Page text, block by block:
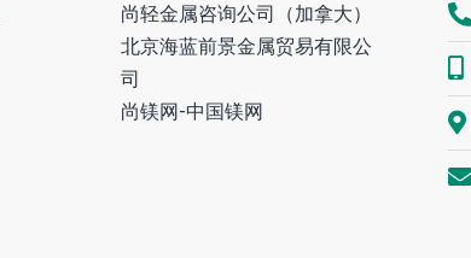
尚轻金属咨询公司（加拿大）
北京海蓝前景金属贸易有限公
司
尚镁网-中国镁网